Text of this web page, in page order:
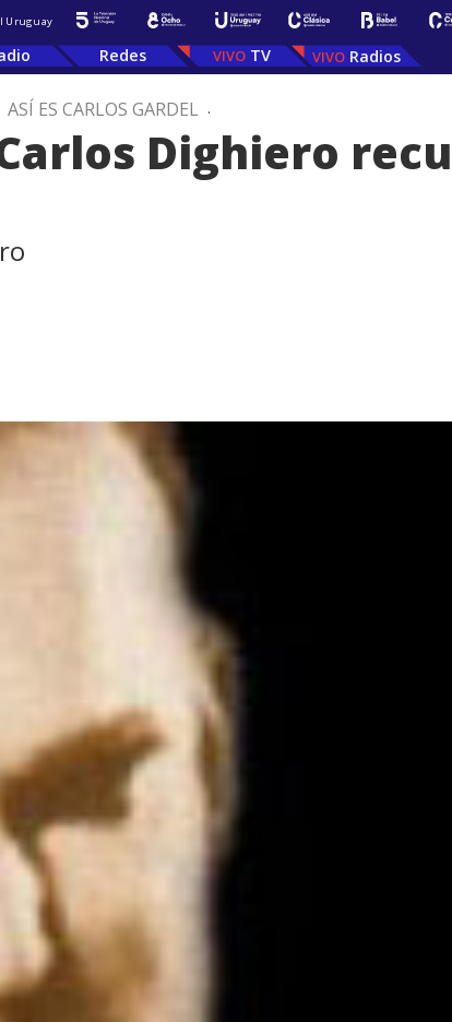
Uruguay
Redes TV Radios
ASÍ ES CARLOS GARDEL .
Dighiero